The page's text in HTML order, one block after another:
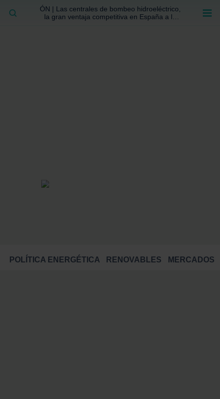
ÓN | Las centrales de bombeo hidroeléctrico,
la gran ventaja competitiva en España a la
POLÍTICA ENERGÉTICA RENOVABLES MERCADOS
BUSCAR